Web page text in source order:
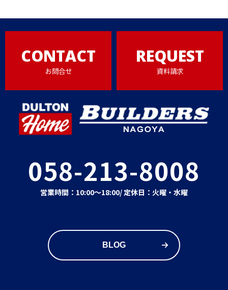
CONTACT
お問合せ
REQUEST
資料請求
058-213-8008
営業時間：10:00～18:00/ 定休日：火曜・水曜
BLOG